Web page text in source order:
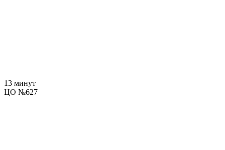
13 минут
ЦО №627